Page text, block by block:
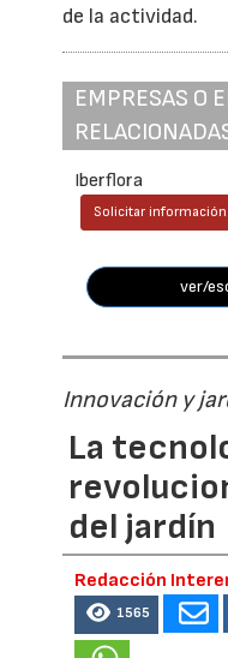
de la actividad.
EMPRESAS O
Iberflora
Solicitar información
ver/
Innovación y
La
del jardín
Redacción
1565